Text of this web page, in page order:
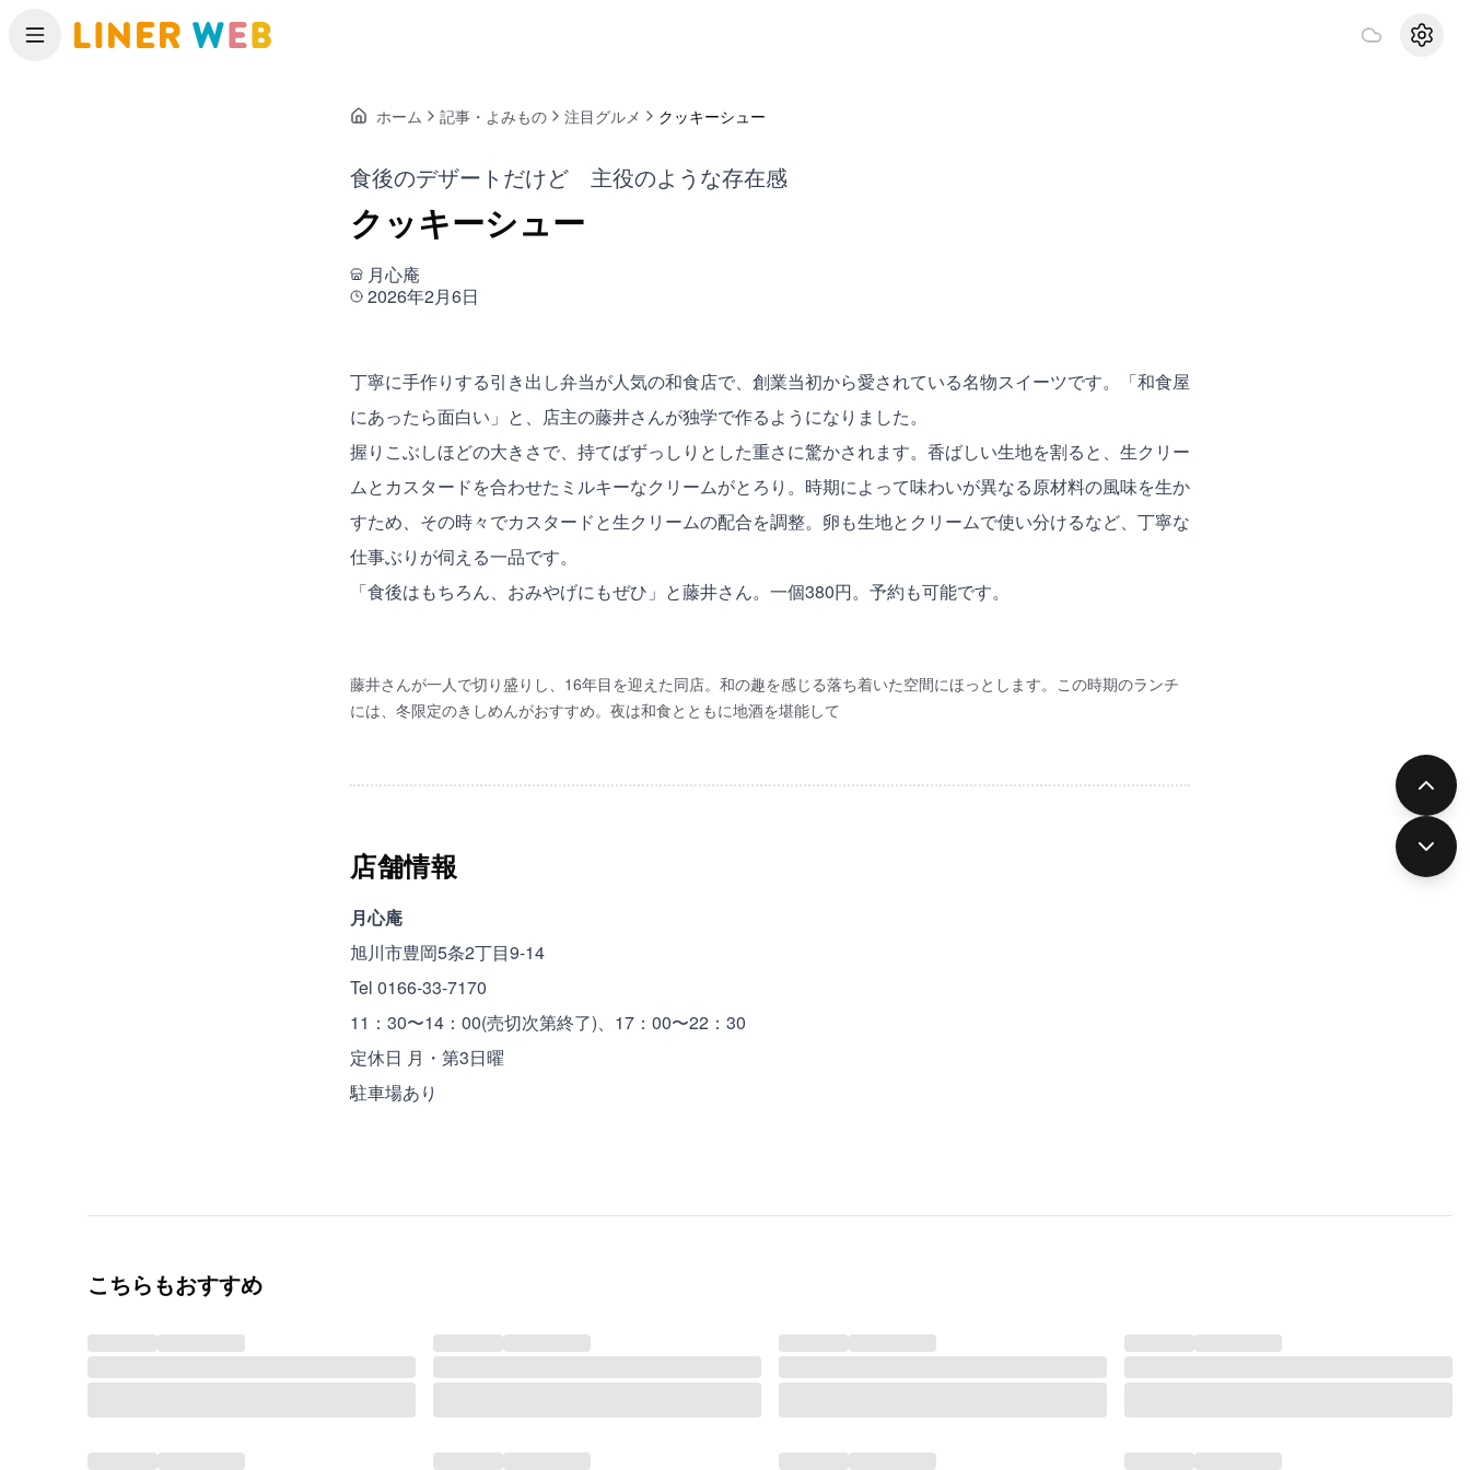
メニュー 設定
ホーム 記事・よみもの 注目グルメ クッキーシュー
食後のデザートだけど 主役のような存在感
クッキーシュー
月心庵
2026年2月6日
丁寧に手作りする引き出し弁当が人気の和食店で、創業当初から愛されている名物スイーツです。「和食屋
にあったら面白い」と、店主の藤井さんが独学で作るようになりました。
握りこぶしほどの大きさで、持てばずっしりとした重さに驚かされます。香ばしい生地を割ると、生クリー
ムとカスタードを合わせたミルキーなクリームがとろり。時期によって味わいが異なる原材料の風味を生か
すため、その時々でカスタードと生クリームの配合を調整。卵も生地とクリームで使い分けるなど、丁寧な
仕事ぶりが伺える一品です。
「食後はもちろん、おみやげにもぜひ」と藤井さん。一個380円。予約も可能です。
藤井さんが一人で切り盛りし、16年目を迎えた同店。和の趣を感じる落ち着いた空間にほっとします。この時期のランチ
には、冬限定のきしめんがおすすめ。夜は和食とともに地酒を堪能して
店舗情報
月心庵
旭川市豊岡5条2丁目9-14
Tel 0166-33-7170
11：30〜14：00(売切次第終了)、17：00〜22：30
定休日 月・第3日曜
駐車場あり
こちらもおすすめ